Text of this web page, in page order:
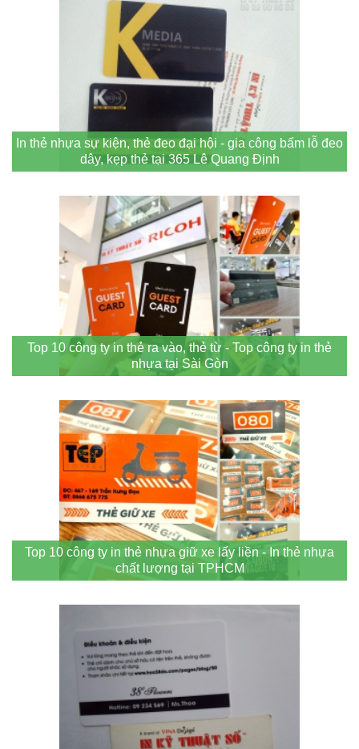
In thẻ nhựa sự kiện, thẻ đeo đại hội - gia công bấm lỗ đeo
dây, kẹp thẻ tại 365 Lê Quang Định
Top 10 công ty in thẻ ra vào, thẻ từ - Top công ty in thẻ
nhựa tại Sài Gòn
Top 10 công ty in thẻ nhựa giữ xe lấy liền - In thẻ nhựa
chất lượng tại TPHCM